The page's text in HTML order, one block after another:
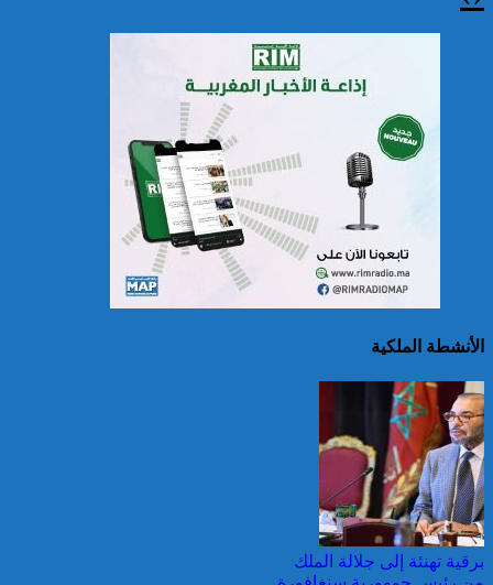
سريلانكا: إغلاق بعض
المدارس في مناطق جبلية
الصين تصدر إنذارين
لمواجهة العواصف المطيرة
وطقس شديد الحمل
الحراري
الأنشطة الملكية
برقية تهنئة إلى جلالة الملك